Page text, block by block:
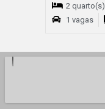
2 quarto(s)
1 vagas